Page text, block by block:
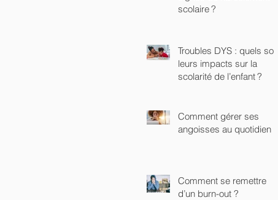
scolaire ?
Troubles DYS : quels sont
leurs impacts sur la
scolarité de l’enfant ?
Comment gérer ses
angoisses au quotidien ?
Comment se remettre
d’un burn-out ?